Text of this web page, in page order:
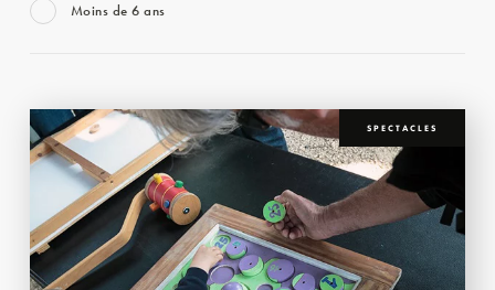
Moins de 6 ans
SPECTACLES